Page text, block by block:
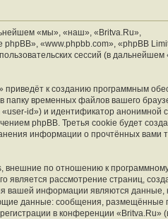
«мы», «наш», «Britva.Ru»,
«www.phpbb.com», «phpBB
сессий (в
к созданию программным
папку временных файлов вашего
id») и идентификатор анонимной
phpBB. Третья cookie будет
информации о прочтённых вами
внешние по отношению к
является рассмотрение страниц,
вашей информации являются данные,
данные: сообщения, размещённые
в конференции «Britva.Ru»